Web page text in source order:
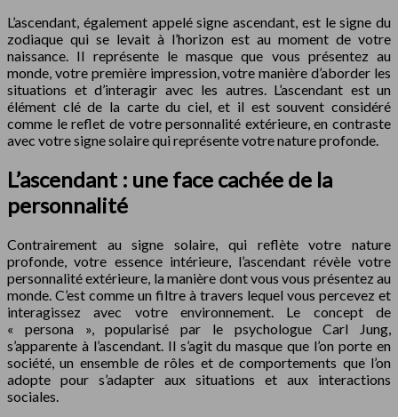
L’ascendant, également appelé signe ascendant, est le signe du
zodiaque qui se levait à l’horizon est au moment de votre
naissance. Il représente le masque que vous présentez au
monde, votre première impression, votre manière d’aborder les
situations et d’interagir avec les autres. L’ascendant est un
élément clé de la carte du ciel, et il est souvent considéré
comme le reflet de votre personnalité extérieure, en contraste
avec votre signe solaire qui représente votre nature profonde.
L’ascendant : une face cachée de la
personnalité
Contrairement au signe solaire, qui reflète votre nature
profonde, votre essence intérieure, l’ascendant révèle votre
personnalité extérieure, la manière dont vous vous présentez au
monde. C’est comme un filtre à travers lequel vous percevez et
interagissez avec votre environnement. Le concept de
« persona », popularisé par le psychologue Carl Jung,
s’apparente à l’ascendant. Il s’agit du masque que l’on porte en
société, un ensemble de rôles et de comportements que l’on
adopte pour s’adapter aux situations et aux interactions
sociales.